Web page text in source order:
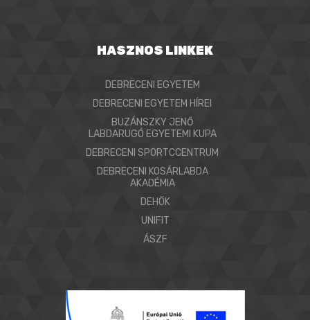
HASZNOS LINKEK
DEBRECENI EGYETEM
DEBRECENI EGYETEM HÍREI
BUZÁNSZKY JENŐ
LABDARUGÓ EGYETEMI KUPA
DEBRECENI SPORTCCENTRUM
DEBRECENI KOSÁRLABDA
AKADÉMIA
DEHÖK
UNIFIT
ÁSZF